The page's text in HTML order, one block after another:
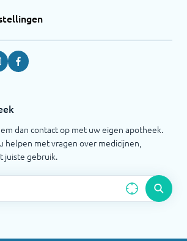
Facebook
dan contact op met uw eigen apotheek.
helpen met vragen over medicijnen,
juiste gebruik.